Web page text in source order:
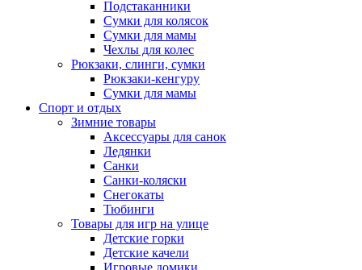
Подстаканники
Сумки для колясок
Сумки для мамы
Чехлы для колес
Рюкзаки, слинги, сумки
Рюкзаки-кенгуру
Сумки для мамы
Спорт и отдых
Зимние товары
Аксессуары для санок
Ледянки
Санки
Санки-коляски
Снегокаты
Тюбинги
Товары для игр на улице
Детские горки
Детские качели
Игровые домики